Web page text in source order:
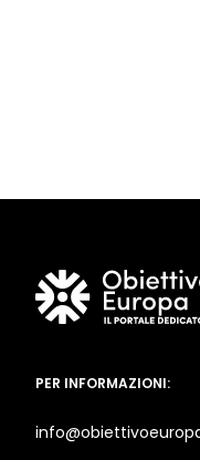
PER INFORMAZIONI: